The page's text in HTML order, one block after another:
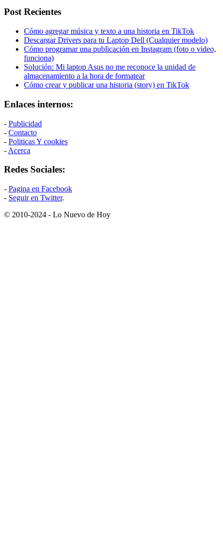
Post Recientes
Cómo agregar música y texto a una historia en TikTok
Descargar Drivers para tu Laptop Dell (Cualquier modelo)
Cómo programar una publicación en Instagram (foto o video,
funciona)
Solución: Mi laptop Asus no me reconoce la unidad de
almacenamiento a la hora de formatear
Cómo crear y publicar una historia (story) en TikTok
Enlaces internos:
- Publicidad
- Contacto
- Politicas Y cookies
- Acerca
Redes Sociales:
- Pagina en Facebook
- Seguir en Twitter.
© 2010-2024 - Lo Nuevo de Hoy